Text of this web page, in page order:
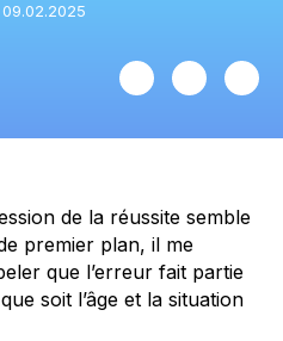
de la réussite semble
premier plan, il me
que l’erreur fait partie
soit l’âge et la situation